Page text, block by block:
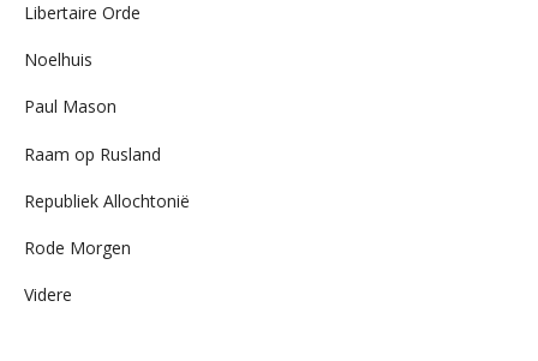
Libertaire Orde
Noelhuis
Paul Mason
Raam op Rusland
Republiek Allochtonië
Rode Morgen
Videre